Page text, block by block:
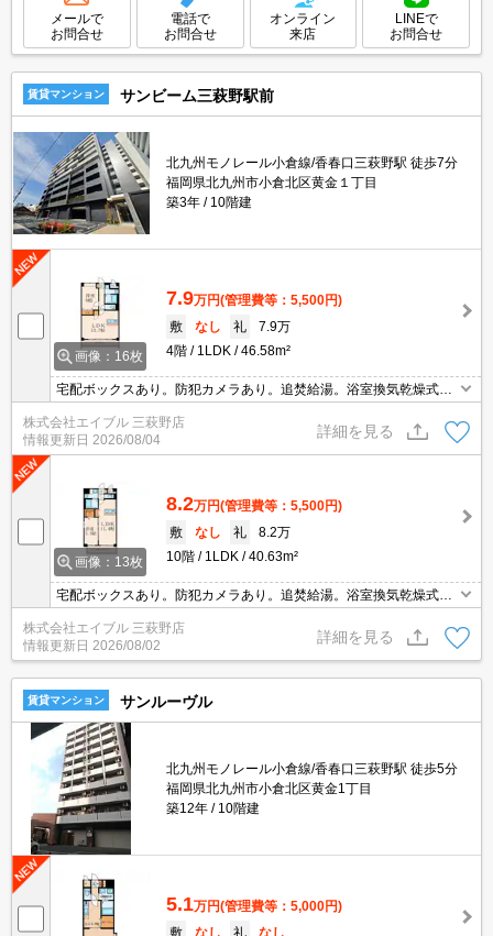
メールで
お問合せ
電話で
お問合せ
オンライン
来店
LINEで
お問合せ
賃貸マンション サンビーム三萩野駅前
北九州モノレール小倉線/香春口三萩野駅 徒歩7分
福岡県北九州市小倉北区黄金１丁目
築3年
10階建
画像：16枚
7.9万円(管理費等：5,500円)
敷
なし 礼
7.9万
4階
1LDK 46.58m²
宅配ボックスあり。防犯カメラあり。追焚給湯。浴室換気乾燥式。
インターネット無料。オートロック。
株式会社エイブル 三萩野店
情報更新日 2026/08/04
詳細を見る
画像：13枚
8.2万円(管理費等：5,500円)
敷
なし 礼
8.2万
10階
1LDK 40.63m²
宅配ボックスあり。防犯カメラあり。追焚給湯。浴室換気乾燥式。
インターネット無料。カウンター式システムキッチン。
株式会社エイブル 三萩野店
情報更新日 2026/08/02
詳細を見る
賃貸マンション サンルーヴル
北九州モノレール小倉線/香春口三萩野駅 徒歩5分
福岡県北九州市小倉北区黄金1丁目
築12年
10階建
5.1万円(管理費等：5,000円)
敷
なし 礼
なし